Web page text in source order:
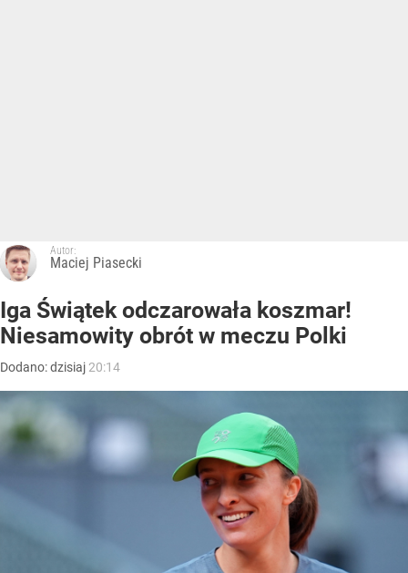
Autor:
Maciej Piasecki
Iga Świątek odczarowała koszmar!
Niesamowity obrót w meczu Polki
Dodano:dzisiaj 20:14